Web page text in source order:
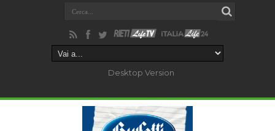
Desktop Version